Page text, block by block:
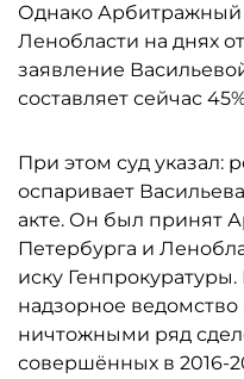
Однако Арбитражный
Ленобласти на днях
заявление
составляет сейчас
При этом суд указал:
оспаривает
акте. Он был принят
Петербурга и
иску Генпрокуратуры.
надзорное
ничтожными ряд
совершённых в 2016-